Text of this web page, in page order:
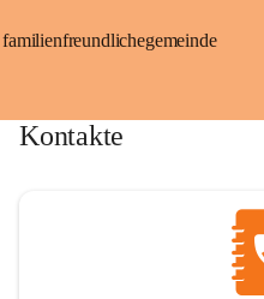
familienfreundlichegemeinde
Kontakte